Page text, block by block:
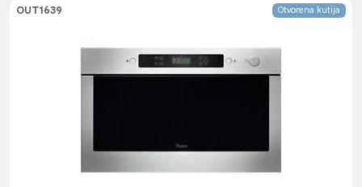
OUT1639 Otvorena kutija